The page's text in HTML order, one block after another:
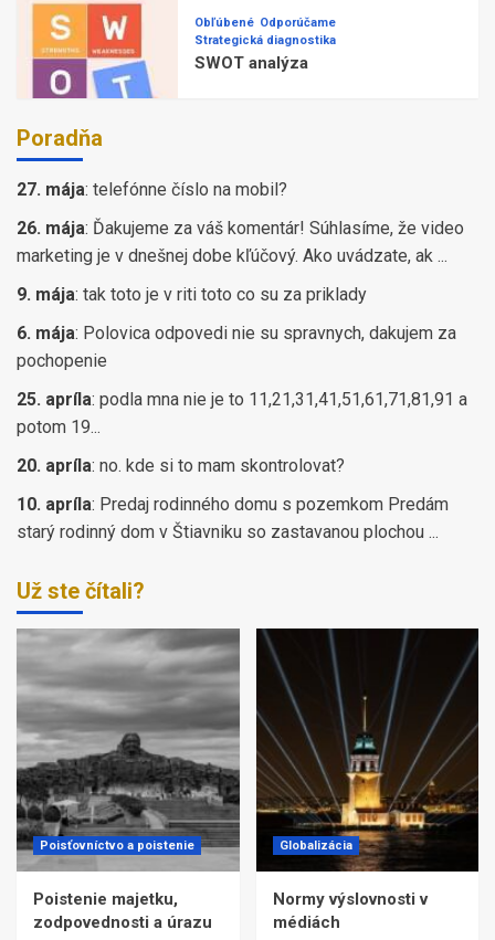
Obľúbené Odporúčame
Strategická diagnostika
SWOT analýza
Poradňa
27. mája: telefónne číslo na mobil?
26. mája: Ďakujeme za váš komentár! Súhlasíme, že video
marketing je v dnešnej dobe kľúčový. Ako uvádzate, ak ...
9. mája: tak toto je v riti toto co su za priklady
6. mája: Polovica odpovedi nie su spravnych, dakujem za
pochopenie
25. apríla: podla mna nie je to 11,21,31,41,51,61,71,81,91 a
potom 19...
20. apríla: no. kde si to mam skontrolovat?
10. apríla: Predaj rodinného domu s pozemkom Predám
starý rodinný dom v Štiavniku so zastavanou plochou ...
Už ste čítali?
Poisťovníctvo a poistenie
Poistenie majetku,
zodpovednosti a úrazu
Globalizácia
Normy výslovnosti v
médiách